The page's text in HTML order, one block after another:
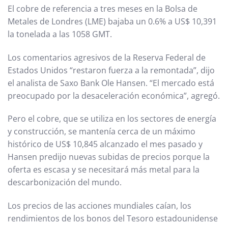
El cobre de referencia a tres meses en la Bolsa de
Metales de Londres (LME) bajaba un 0.6% a US$ 10,391
la tonelada a las 1058 GMT.
Los comentarios agresivos de la Reserva Federal de
Estados Unidos “restaron fuerza a la remontada”, dijo
el analista de Saxo Bank Ole Hansen. “El mercado está
preocupado por la desaceleración económica”, agregó.
Pero el cobre, que se utiliza en los sectores de energía
y construcción, se mantenía cerca de un máximo
histórico de US$ 10,845 alcanzado el mes pasado y
Hansen predijo nuevas subidas de precios porque la
oferta es escasa y se necesitará más metal para la
descarbonización del mundo.
Los precios de las acciones mundiales caían, los
rendimientos de los bonos del Tesoro estadounidense